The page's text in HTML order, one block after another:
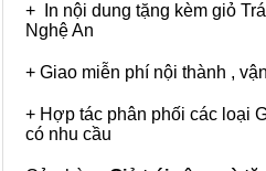
+ In nội dung tặng kèm giỏ
Nghệ An
+ Giao miễn phí nội thành ,
+ Hợp tác phân phối các loại
có nhu cầu